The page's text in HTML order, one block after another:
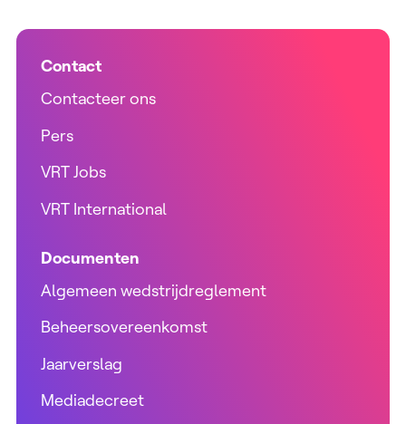
Contact
Contacteer ons
Pers
VRT Jobs
VRT International
Documenten
Algemeen wedstrijdreglement
Beheersovereenkomst
Jaarverslag
Mediadecreet